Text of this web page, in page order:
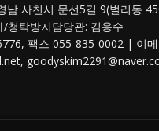
남 사천시 문선5길 9(벌리동
/청탁방지담당관: 김용수
팩스 055-835-0002 | 이메